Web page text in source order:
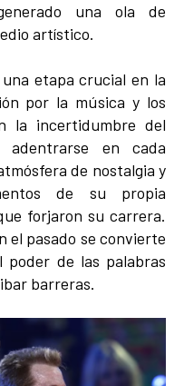
una ola de
artístico.
etapa crucial en la
por la música y los
la incertidumbre del
adentrarse en cada
de nostalgia y
de su propia
forjaron su carrera.
el pasado se convierte
de las palabras
barreras.